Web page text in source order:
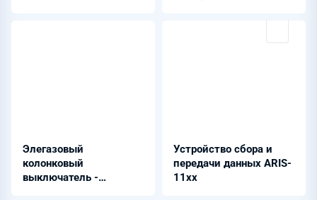
Элегазовый
колонковый
выключатель -
Устройство сбора и
передачи данных ARIS-
11xx